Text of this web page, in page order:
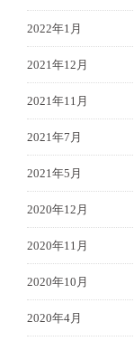
2022年1月
2021年12月
2021年11月
2021年7月
2021年5月
2020年12月
2020年11月
2020年10月
2020年4月